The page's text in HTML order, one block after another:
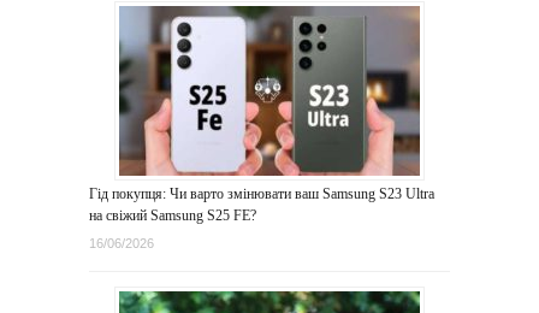
Гід покупця: Чи варто змінювати ваш Samsung S23 Ultra
на свіжий Samsung S25 FE?
16/06/2026